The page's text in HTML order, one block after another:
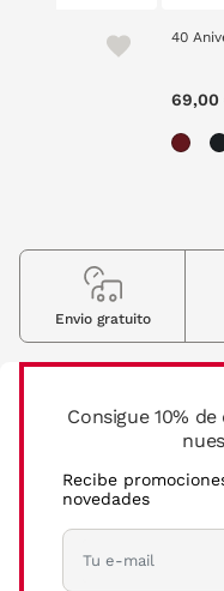
40
69,00
Consigue 10%
Recibe
novedades
Envio gratuito